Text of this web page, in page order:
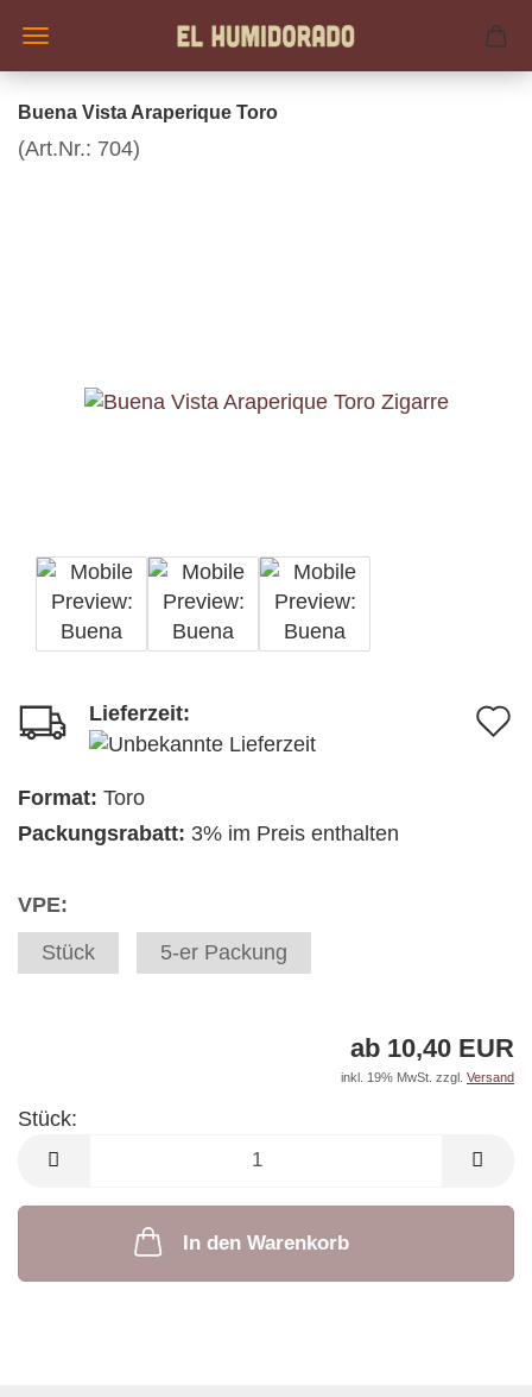
Buena Vista Araperique Toro
(Art.Nr.: 704)
Lieferzeit:
Format: Toro
Packungsrabatt: 3% im Preis enthalten
VPE:
Stück
5-er Packung
ab 10,40 EUR
inkl. 19% MwSt. zzgl. Versand
Stück:
Stück
In den Warenkorb